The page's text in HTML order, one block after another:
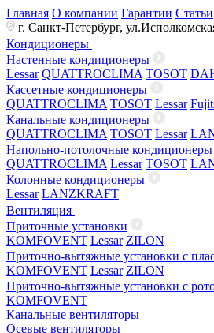
Главная О компании Гарантии Статьи
г. Санкт-Петербург,
Кондиционеры
Настенные кондиционеры
Lessar QUATTROCLIMA TOSOT
Кассетные кондиционеры
QUATTROCLIMA TOSOT Lessar
Канальные кондиционеры
QUATTROCLIMA TOSOT Lessar
Напольно-потолочные кондиционеры
QUATTROCLIMA Lessar TOSOT
Колонные кондиционеры
Lessar LANZKRAFT
Вентиляция
Приточные установки
KOMFOVENT Lessar ZILON
Приточно-вытяжные установки с
KOMFOVENT Lessar ZILON
Приточно-вытяжные установки с
KOMFOVENT
Канальные вентиляторы
Осевые вентиляторы